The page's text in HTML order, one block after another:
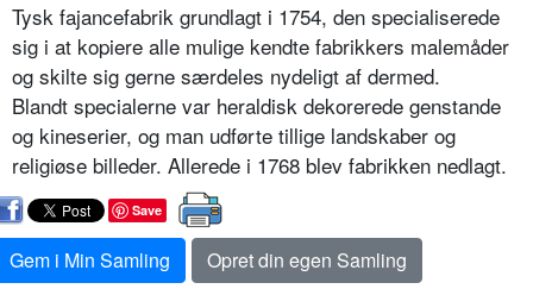
Tysk fajancefabrik grundlagt i 1754, den specialiserede
sig i at kopiere alle mulige kendte fabrikkers malemåder
og skilte sig gerne særdeles nydeligt af dermed.
Blandt specialerne var heraldisk dekorerede genstande
og kineserier, og man udførte tillige landskaber og
religiøse billeder. Allerede i 1768 blev fabrikken nedlagt.
Save
Gem i Min Samling
Opret din egen Samling